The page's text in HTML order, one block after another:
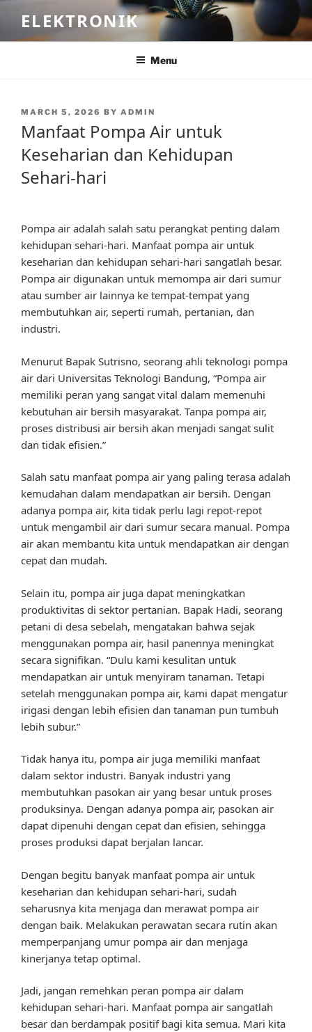
content
ELEKTRONIK
Menu
POSTED
MARCH 5, 2026 BY ADMIN
Manfaat Pompa Air untuk
Keseharian dan Kehidupan
Sehari-hari
Pompa air adalah salah satu perangkat penting dalam
kehidupan sehari-hari. Manfaat pompa air untuk
keseharian dan kehidupan sehari-hari sangatlah besar.
Pompa air digunakan untuk memompa air dari sumur
atau sumber air lainnya ke tempat-tempat yang
membutuhkan air, seperti rumah, pertanian, dan
industri.
Menurut Bapak Sutrisno, seorang ahli teknologi pompa
air dari Universitas Teknologi Bandung, “Pompa air
memiliki peran yang sangat vital dalam memenuhi
kebutuhan air bersih masyarakat. Tanpa pompa air,
proses distribusi air bersih akan menjadi sangat sulit
dan tidak efisien.”
Salah satu manfaat pompa air yang paling terasa adalah
kemudahan dalam mendapatkan air bersih. Dengan
adanya pompa air, kita tidak perlu lagi repot-repot
untuk mengambil air dari sumur secara manual. Pompa
air akan membantu kita untuk mendapatkan air dengan
cepat dan mudah.
Selain itu, pompa air juga dapat meningkatkan
produktivitas di sektor pertanian. Bapak Hadi, seorang
petani di desa sebelah, mengatakan bahwa sejak
menggunakan pompa air, hasil panennya meningkat
secara signifikan. “Dulu kami kesulitan untuk
mendapatkan air untuk menyiram tanaman. Tetapi
setelah menggunakan pompa air, kami dapat mengatur
irigasi dengan lebih efisien dan tanaman pun tumbuh
lebih subur.”
Tidak hanya itu, pompa air juga memiliki manfaat
dalam sektor industri. Banyak industri yang
membutuhkan pasokan air yang besar untuk proses
produksinya. Dengan adanya pompa air, pasokan air
dapat dipenuhi dengan cepat dan efisien, sehingga
proses produksi dapat berjalan lancar.
Dengan begitu banyak manfaat pompa air untuk
keseharian dan kehidupan sehari-hari, sudah
seharusnya kita menjaga dan merawat pompa air
dengan baik. Melakukan perawatan secara rutin akan
memperpanjang umur pompa air dan menjaga
kinerjanya tetap optimal.
Jadi, jangan remehkan peran pompa air dalam
kehidupan sehari-hari. Manfaat pompa air sangatlah
besar dan berdampak positif bagi kita semua. Mari kita